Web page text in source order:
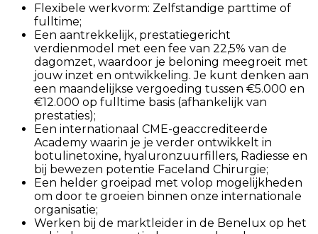
Flexibele werkvorm: Zelfstandige parttime of
fulltime;
Een aantrekkelijk, prestatiegericht
verdienmodel met een fee van 22,5% van de
dagomzet, waardoor je beloning meegroeit met
jouw inzet en ontwikkeling. Je kunt denken aan
een maandelijkse vergoeding tussen €5.000 en
€12.000 op fulltime basis (afhankelijk van
prestaties);
Een internationaal CME-geaccrediteerde
Academy waarin je je verder ontwikkelt in
botulinetoxine, hyaluronzuurfillers, Radiesse en
bij bewezen potentie Faceland Chirurgie;
Een helder groeipad met volop mogelijkheden
om door te groeien binnen onze internationale
organisatie;
Werken bij de marktleider in de Benelux op het